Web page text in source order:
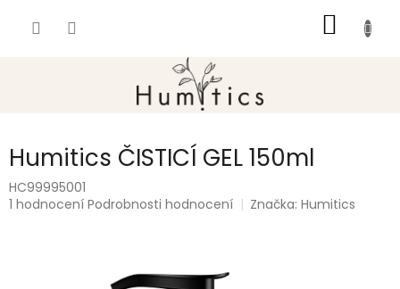
KOŠÍK
Humitics ČISTICÍ GEL 150ml
HC99995001
Průměrné
1 hodnocení Podrobnosti hodnocení Značka:Humitics